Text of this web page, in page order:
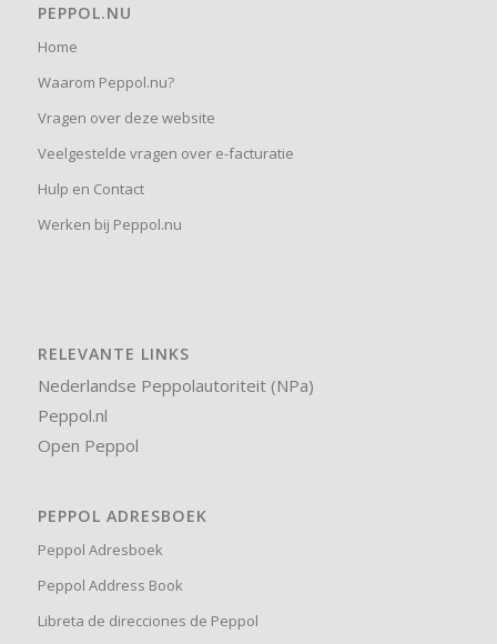
PEPPOL.NU
Home
Waarom Peppol.nu?
Vragen over deze website
Veelgestelde vragen over e-facturatie
Hulp en Contact
Werken bij Peppol.nu
RELEVANTE LINKS
Nederlandse Peppolautoriteit (NPa)
Peppol.nl
Open Peppol
PEPPOL ADRESBOEK
Peppol Adresboek
Peppol Address Book
Libreta de direcciones de Peppol